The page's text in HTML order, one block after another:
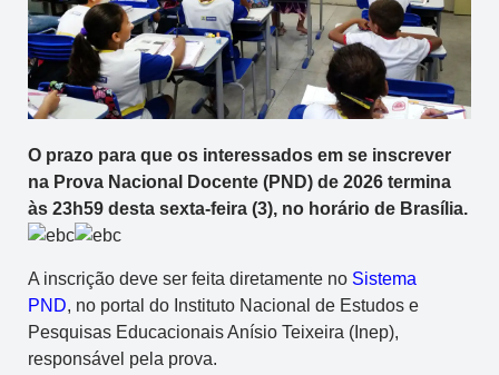
O prazo para que os interessados em se inscrever
na Prova Nacional Docente (PND) de 2026 termina
às 23h59 desta sexta-feira (3), no horário de Brasília.
A inscrição deve ser feita diretamente no Sistema
PND, no portal do Instituto Nacional de Estudos e
Pesquisas Educacionais Anísio Teixeira (Inep),
responsável pela prova.